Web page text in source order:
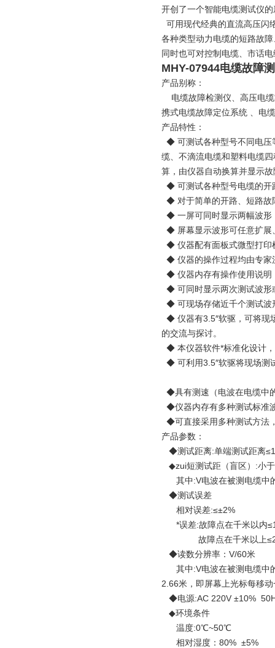
开创了一个智能电缆测试仪
可用现代经典的直流高压闪
各种类型动力电缆的短路故
同时也可对控制电缆、市话
MHY-07944电缆故障
产品别称：
电缆故障检测仪、高压电缆
携式电缆故障定位系统 、电
产品特性：
◆ 可测试各种型号不同电压
缆、不滴流电缆和塑料电缆
算，由仪器自动换算并显示
◆ 可测试各种型号电缆的开
◆ 对于简单的开路、短路故
◆ 一屏可同时显示两幅波形
◆ 屏幕显示波形可任意扩展
◆ 仪器配有面板式微型打印
◆ 仪器的操作过程均由专家
◆ 仪器内存有操作使用说明
◆ 可同时显示两次测试波形
◆ 可现场存储近千个测试波
◆ 仪器有3.5″软驱，可将现
的交流与探讨。
◆ 本仪器软件*标准化设计
◆ 可利用3.5″软驱将现场测
◆具有测速（电波在电缆中
◆仪器内存有多种测试标准
◆可直接采用多种测试方法
产品参数：
◆测试距离:单端测试距离
◆zui短测试距（盲区）:小
其中:V电波在被测电缆中
◆测试误差
相对误差:≤±2%
*误差:故障点在千米以内
故障点在千米以上
◆读数分辨率：V/60米
其中:V电波在被测电缆中的
2.66米，即屏幕上光标每移
◆电源:AC 220V ±10%
◆环境条件
温度:0℃~50℃
相对湿度：80% ±5%